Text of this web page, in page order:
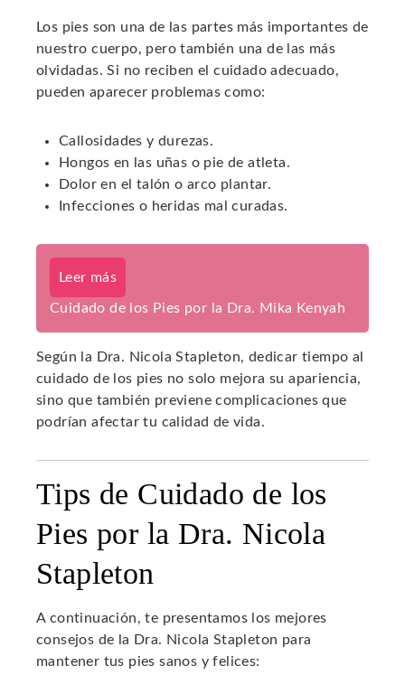
Los pies son una de las partes más importantes de
nuestro cuerpo, pero también una de las más
olvidadas. Si no reciben el cuidado adecuado,
pueden aparecer problemas como:
Callosidades y durezas.
Hongos en las uñas o pie de atleta.
Dolor en el talón o arco plantar.
Infecciones o heridas mal curadas.
Leer más
Cuidado de los Pies por la Dra. Mika Kenyah
Según la Dra. Nicola Stapleton, dedicar tiempo al
cuidado de los pies no solo mejora su apariencia,
sino que también previene complicaciones que
podrían afectar tu calidad de vida.
Tips de Cuidado de los
Pies por la Dra. Nicola
Stapleton
A continuación, te presentamos los mejores
consejos de la Dra. Nicola Stapleton para
mantener tus pies sanos y felices: